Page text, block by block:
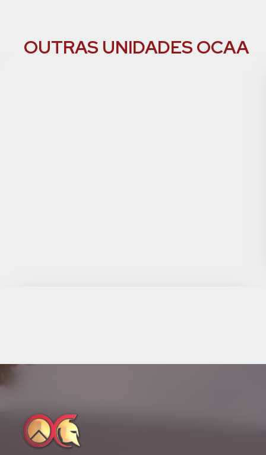
OUTRAS UNIDADES OCAA
Complexo Jurídico